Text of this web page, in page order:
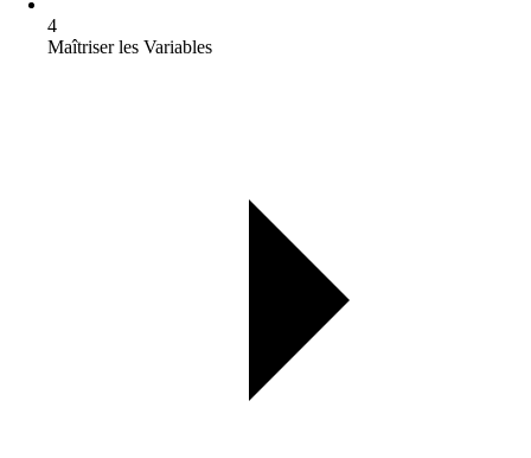
4
Maîtriser les Variables